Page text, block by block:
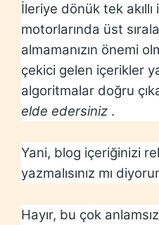
İleriye dönük tek
motorlarında üst
almamanızın önemi
çekici gelen içerikler
algoritmalar doğru
elde edersiniz .
Yani, blog içeriğinizi
yazmalısınız mı
Hayır, bu çok